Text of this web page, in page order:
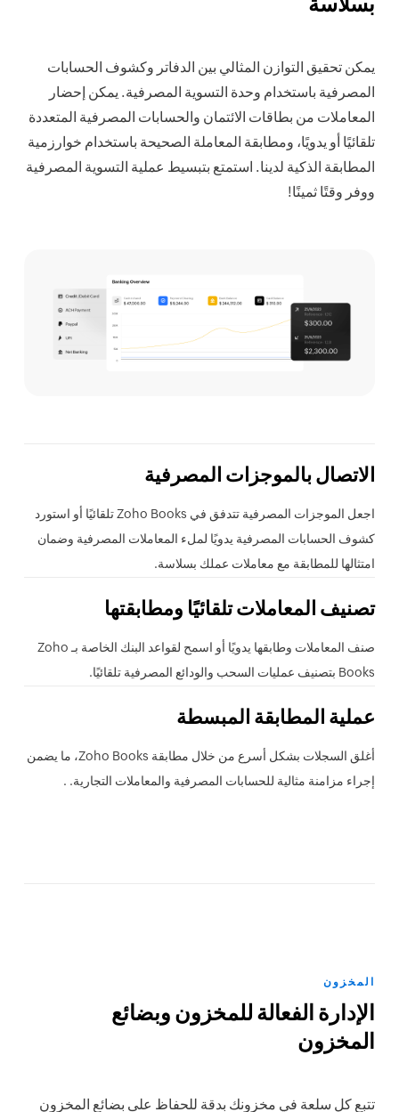
بسلاسة
يمكن تحقيق التوازن المثالي بين الدفاتر وكشوف الحسابات
المصرفية باستخدام وحدة التسوية المصرفية. يمكن إحضار
المعاملات من بطاقات الائتمان والحسابات المصرفية المتعددة
تلقائيًا أو يدويًا، ومطابقة المعاملة الصحيحة باستخدام خوارزمية
المطابقة الذكية لدينا. استمتع بتبسيط عملية التسوية المصرفية
ووفر وقتًا ثمينًا!
الاتصال بالموجزات المصرفية
اجعل الموجزات المصرفية تتدفق في Zoho Books تلقائيًا أو استورد
كشوف الحسابات المصرفية يدويًا لملء المعاملات المصرفية وضمان
امتثالها للمطابقة مع معاملات عملك بسلاسة.
تصنيف المعاملات تلقائيًا ومطابقتها
صنف المعاملات وطابقها يدويًا أو اسمح لقواعد البنك الخاصة بـ Zoho
Books بتصنيف عمليات السحب والودائع المصرفية تلقائيًا.
عملية المطابقة المبسطة
أغلق السجلات بشكل أسرع من خلال مطابقة Zoho Books، ما يضمن
إجراء مزامنة مثالية للحسابات المصرفية والمعاملات التجارية. .
المخزون
الإدارة الفعالة للمخزون وبضائع
المخزون
تتبع كل سلعة في مخزونك بدقة للحفاظ على بضائع المخزون